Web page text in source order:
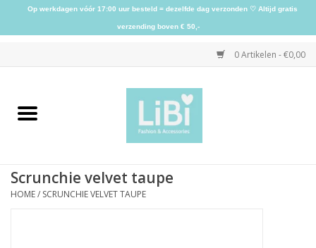
0 Artikelen - €0,00
Home
Kleding
Scrunchie velvet taupe
HOME/ SCRUNCHIE VELVET TAUPE
Op werkdagen vóór 17:00 uur besteld = dezelfde dag verzonden ♡ Altijd gratis
verzending boven € 50,-